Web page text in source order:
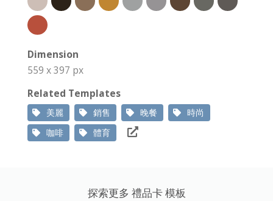
Dimension
559 x 397 px
Related Templates
美麗 銷售 晚餐
時尚
咖啡
體育
探索更多 禮品卡 模板